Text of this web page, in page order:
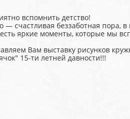
вспомнить детство!
— счастливая беззаботная пора,
яркие моменты, которые мы
Вам выставку рисунков
15-ти летней давности!!!